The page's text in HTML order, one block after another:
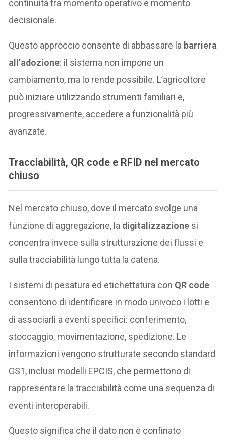
continuità tra momento operativo e momento
decisionale.
Questo approccio consente di abbassare la barriera
all’adozione: il sistema non impone un
cambiamento, ma lo rende possibile. L’agricoltore
può iniziare utilizzando strumenti familiari e,
progressivamente, accedere a funzionalità più
avanzate.
Tracciabilità, QR code e RFID nel mercato
chiuso
Nel mercato chiuso, dove il mercato svolge una
funzione di aggregazione, la digitalizzazione si
concentra invece sulla strutturazione dei flussi e
sulla tracciabilità lungo tutta la catena.
I sistemi di pesatura ed etichettatura con QR code
consentono di identificare in modo univoco i lotti e
di associarli a eventi specifici: conferimento,
stoccaggio, movimentazione, spedizione. Le
informazioni vengono strutturate secondo standard
GS1, inclusi modelli EPCIS, che permettono di
rappresentare la tracciabilità come una sequenza di
eventi interoperabili.
Questo significa che il dato non è confinato